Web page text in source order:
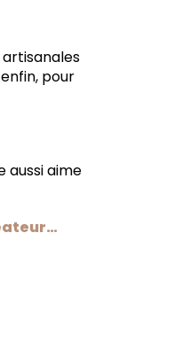
pour
aussi aime